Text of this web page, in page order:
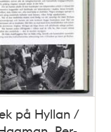
på Hyllan /